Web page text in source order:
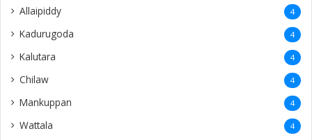
Allaipiddy 4
Kadurugoda 4
Kalutara 4
Chilaw 4
Mankuppan 4
Wattala 4